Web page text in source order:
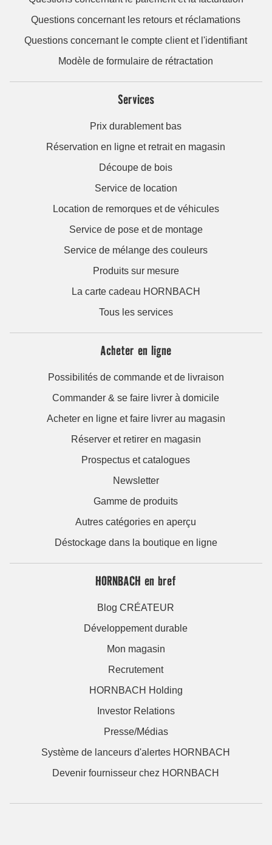
Questions concernant les retours et réclamations
Questions concernant le compte client et l'identifiant
Modèle de formulaire de rétractation
Services
Prix durablement bas
Réservation en ligne et retrait en magasin
Découpe de bois
Service de location
Location de remorques et de véhicules
Service de pose et de montage
Service de mélange des couleurs
Produits sur mesure
La carte cadeau HORNBACH
Tous les services
Acheter en ligne
Possibilités de commande et de livraison
Commander & se faire livrer à domicile
Acheter en ligne et faire livrer au magasin
Réserver et retirer en magasin
Prospectus et catalogues
Newsletter
Gamme de produits
Autres catégories en aperçu
Déstockage dans la boutique en ligne
HORNBACH en bref
Blog CRÉATEUR
Développement durable
Mon magasin
Recrutement
HORNBACH Holding
Investor Relations
Presse/Médias
Système de lanceurs d'alertes HORNBACH
Devenir fournisseur chez HORNBACH